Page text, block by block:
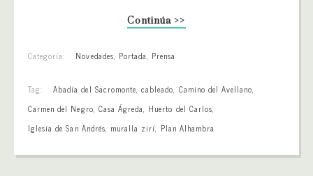
Continúa >>
Categoría: Novedades, Portada, Prensa
Tag: Abadía del Sacromonte,cableado, Camino del Avellano,
Carmen del Negro, Casa Ágreda, Huerto del Carlos,
Iglesia de San Andrés, muralla zirí, Plan Alhambra